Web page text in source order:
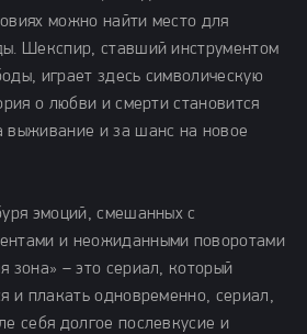
можно найти место для
Шекспир, ставший инструментом
играет здесь символическую
о любви и смерти становится
выживание и за шанс на новое
эмоций, смешанных с
и неожиданными поворотами
зона» – это сериал, который
и плакать одновременно, сериал,
себя долгое послевкусие и